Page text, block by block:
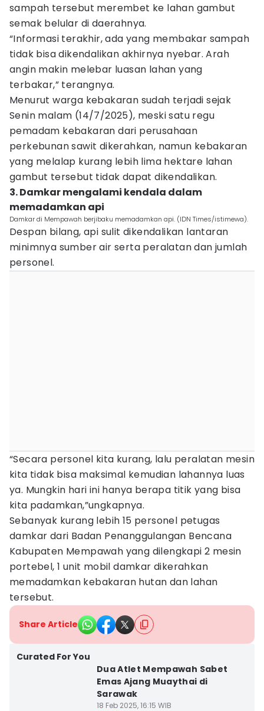
sampah tersebut merembet ke lahan gambut
semak belular di daerahnya.
“Informasi terakhir, ada yang membakar sampah
tidak bisa dikendalikan akhirnya nyebar. Arah
angin makin melebar luasan lahan yang
terbakar,” terangnya.
Menurut warga kebakaran sudah terjadi sejak
Senin malam (14/7/2025), meski satu regu
pemadam kebakaran dari perusahaan
perkebunan sawit dikerahkan, namun kebakaran
yang melalap kurang lebih lima hektare lahan
gambut tersebut tidak dapat dikendalikan.
3. Damkar mengalami kendala dalam
memadamkan api
Damkar di Mempawah berjibaku memadamkan api. (IDN Times/istimewa).
Despan bilang, api sulit dikendalikan lantaran
minimnya sumber air serta peralatan dan jumlah
personel.
“Secara personel kita kurang, lalu peralatan mesin
kita tidak bisa maksimal kemudian lahannya luas
ya. Mungkin hari ini hanya berapa titik yang bisa
kita padamkan,”ungkapnya.
Sebanyak kurang lebih 15 personel petugas
damkar dari Badan Penanggulangan Bencana
Kabupaten Mempawah yang dilengkapi 2 mesin
portebel, 1 unit mobil damkar dikerahkan
memadamkan kebakaran hutan dan lahan
tersebut.
Share Article
Curated For You
Dua Atlet Mempawah Sabet
Emas Ajang Muaythai di
Sarawak
18 Feb 2025, 16:15 WIB